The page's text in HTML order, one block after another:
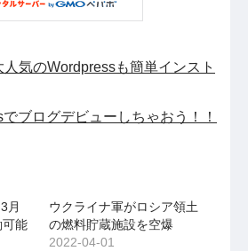
気のWordpressも簡単インスト
ブログデビューしちゃおう！！
月
可能
ウクライナ軍がロシア領土
の燃料貯蔵施設を空爆
2022-04-01